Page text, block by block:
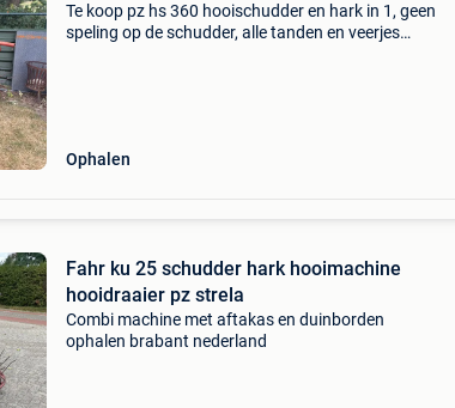
Te koop pz hs 360 hooischudder en hark in 1, geen
speling op de schudder, alle tanden en veerjes
Ophalen
Fahr ku 25 schudder hark hooimachine
hooidraaier pz strela
Combi machine met aftakas en duinborden
ophalen brabant nederland